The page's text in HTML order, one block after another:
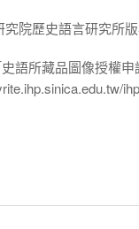
究院歷史語言研究所
語所藏品圖像授權申